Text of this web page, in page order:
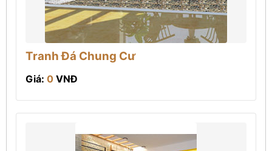
Tranh Đá Chung Cư
Giá: 0 VNĐ